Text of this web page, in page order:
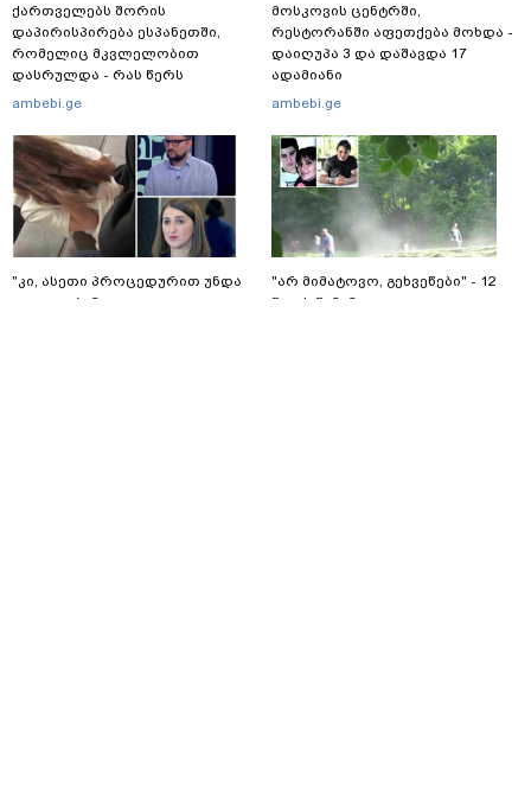
ქართველებს შორის
დაპირისპირება ესპანეთში,
რომელიც მკვლელობით
დასრულდა - რას წერს
საერთაშორისო მედია: "მანქანა
და რაინდის"
ambebi.ge
"კი, ასეთი პროცედურით უნდა
დაეკავებინათ,
მოსკოვის ცენტრში,
რესტორანში აფეთქება მოხდა -
დაიღუპა 3 და დაშავდა 17
ადამიანი
ambebi.ge
"არ მიმატოვო, გეხვეწები" - 12
წლის წინანდელი ვიდეო და